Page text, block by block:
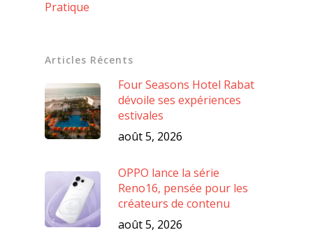
Pratique
Articles Récents
Four Seasons Hotel Rabat
dévoile ses expériences
estivales
août 5, 2026
OPPO lance la série
Reno16, pensée pour les
créateurs de contenu
août 5, 2026